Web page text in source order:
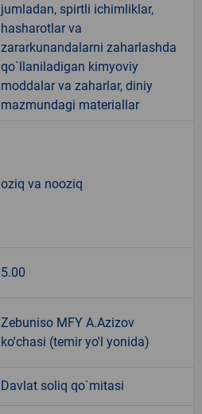
jumladan, spirtli ichimliklar,
hasharotlar va
zararkunandalarni zaharlashda
qo`llaniladigan kimyoviy
moddalar va zaharlar, diniy
mazmundagi materiallar
oziq va nooziq
5.00
Zebuniso MFY A.Azizov
ko'chasi (temir yo'l yonida)
Davlat soliq qo`mitasi